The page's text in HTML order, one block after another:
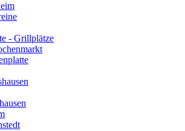
- Grillplätze